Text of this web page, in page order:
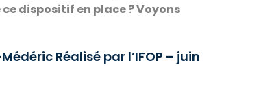
dispositif en place ? Voyons
Réalisé par l’IFOP – juin